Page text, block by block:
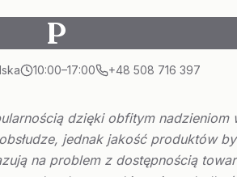
P
10:00–17:00
+48 508 716 397
dzięki obfitym nadzieniom
jednak jakość produktów
na problem z dostępnością